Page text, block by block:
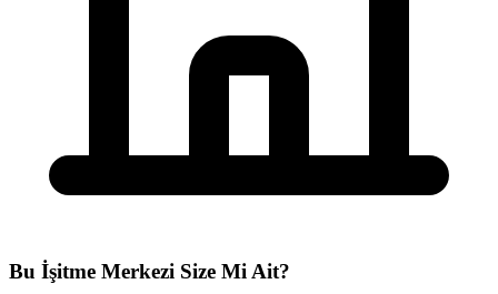
Bu İşitme Merkezi Size Mi Ait?